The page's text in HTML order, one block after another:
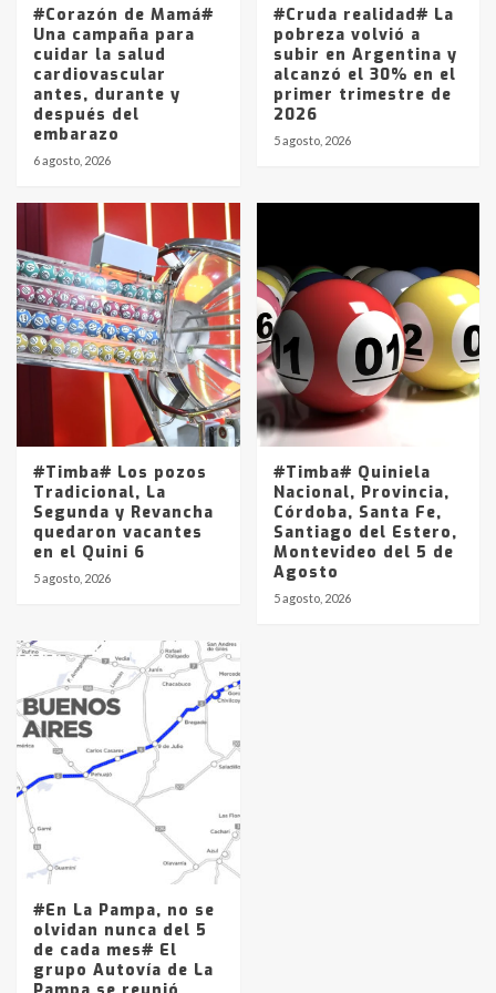
#Corazón de Mamá#
Una campaña para
cuidar la salud
cardiovascular
antes, durante y
después del
embarazo
6 agosto, 2026
#Cruda realidad# La
pobreza volvió a
subir en Argentina y
alcanzó el 30% en el
primer trimestre de
2026
5 agosto, 2026
#Timba# Los pozos
Tradicional, La
Segunda y Revancha
quedaron vacantes
en el Quini 6
5 agosto, 2026
#Timba# Quiniela
Nacional, Provincia,
Córdoba, Santa Fe,
Santiago del Estero,
Montevideo del 5 de
Agosto
5 agosto, 2026
#En La Pampa, no se
olvidan nunca del 5
de cada mes# El
grupo Autovía de La